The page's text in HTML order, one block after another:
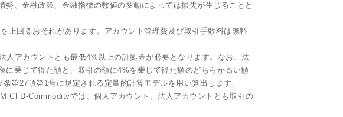
、金融政策、金融指標の数値の変動によっては損失が生じることと
上回るおそれがあります。アカウント管理費及び取引手数料は無料
アカウントとも最低4%以上の証拠金が必要となります。なお、法
乗じて得た額と、取引の額に4%を乗じて得た額のどちらか高い額
第27項第1号に規定される定量的計算モデルを用い算出します。
CFD-Commodityでは、個人アカウント、法人アカウントとも取引の